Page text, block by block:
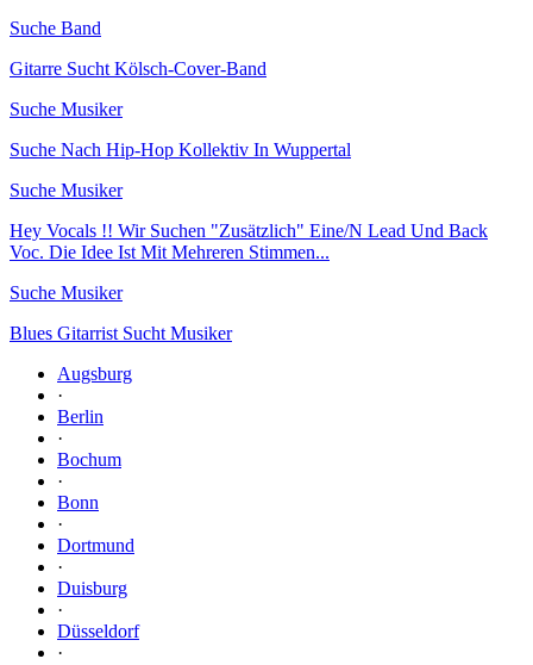
Suche Band
Gitarre Sucht Kölsch-Cover-Band
Suche Musiker
Suche Nach Hip-Hop Kollektiv In Wuppertal
Suche Musiker
Hey Vocals !! Wir Suchen "Zusätzlich" Eine/N Lead Und Back
Voc. Die Idee Ist Mit Mehreren Stimmen...
Suche Musiker
Blues Gitarrist Sucht Musiker
Augsburg
·
Berlin
·
Bochum
·
Bonn
·
Dortmund
·
Duisburg
·
Düsseldorf
·